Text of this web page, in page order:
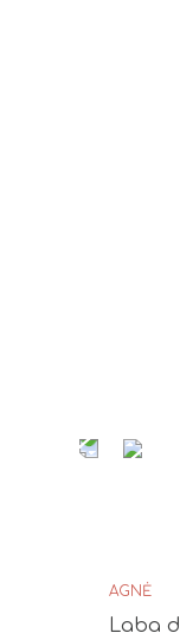
AGNĖ
Laba